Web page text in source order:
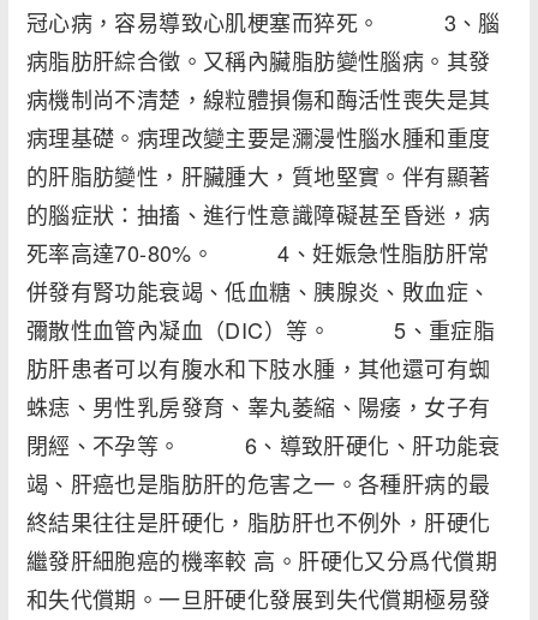
冠心病，容易導致心肌梗塞而猝死。 3、腦
病脂肪肝綜合徵。又稱內臟脂肪變性腦病。其發
病機制尚不清楚，線粒體損傷和酶活性喪失是其
病理基礎。病理改變主要是瀰漫性腦水腫和重度
的肝脂肪變性，肝臟腫大，質地堅實。伴有顯著
的腦症狀：抽搐、進行性意識障礙甚至昏迷，病
死率高達70-80%。 4、妊娠急性脂肪肝常
併發有腎功能衰竭、低血糖、胰腺炎、敗血症、
彌散性血管內凝血（DIC）等。 5、重症脂
肪肝患者可以有腹水和下肢水腫，其他還可有蜘
蛛痣、男性乳房發育、睾丸萎縮、陽痿，女子有
閉經、不孕等。 6、導致肝硬化、肝功能衰
竭、肝癌也是脂肪肝的危害之一。各種肝病的最
終結果往往是肝硬化，脂肪肝也不例外，肝硬化
繼發肝細胞癌的機率較 高。肝硬化又分爲代償期
和失代償期。一旦肝硬化發展到失代償期極易發